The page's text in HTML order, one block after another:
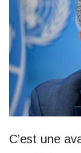
C’est une